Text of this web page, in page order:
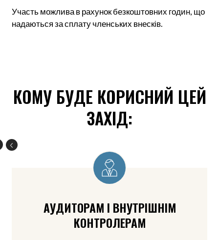
Участь можлива в рахунок безкоштовних годин, що
надаються за сплату членських внесків.
КОМУ БУДЕ КОРИСНИЙ ЦЕЙ
ЗАХІД:
АУДИТОРАМ І ВНУТРІШНІМ
КОНТРОЛЕРАМ